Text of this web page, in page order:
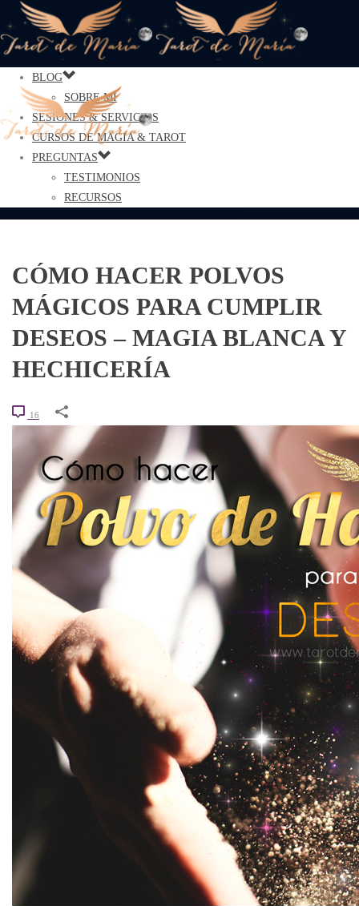
BLOG
SOBRE MÍ
SESIONES & SERVICIOS
CURSOS DE MAGIA & TAROT
PREGUNTAS
TESTIMONIOS
RECURSOS
CÓMO HACER POLVOS
MÁGICOS PARA CUMPLIR
DESEOS – MAGIA BLANCA Y
HECHICERÍA
16